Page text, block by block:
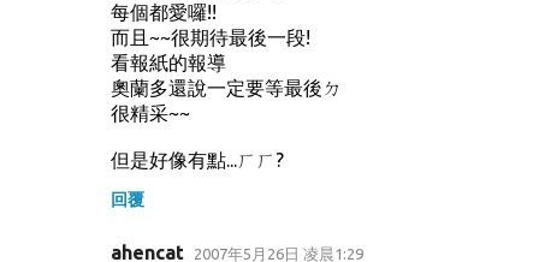
每個都愛囉!!
而且~~很期待最後一段!
看報紙的報導
奧蘭多還說一定要等最後ㄉ
很精采~~
但是好像有點...ㄏㄏ?
回覆
ahencat 2007年5月26日 凌晨1:29